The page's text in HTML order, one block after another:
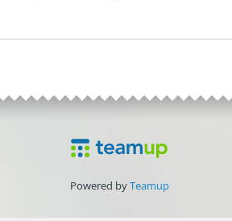
Powered byTeamup